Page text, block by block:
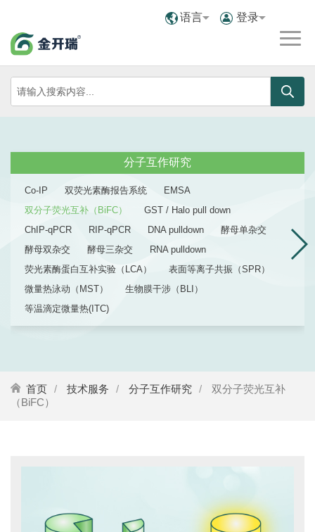
语言 登录
分子互作研究
Co-IP 双荧光素酶报告系统
EMSA
双分子荧光互补（BiFC）
GST / Halo pull down
ChIP-qPCR
RIP-qPCR DNA pulldown
酵母单杂交
酵母双杂交
酵母三杂交
RNA pulldown
荧光素酶蛋白互补实验（LCA）
表面等离子共振（SPR）
微量热泳动（MST）
生物膜干涉（BLI）
等温滴定微量热(ITC)
首页 技术服务 分子互作研究
双分子荧光互补
（BiFC）